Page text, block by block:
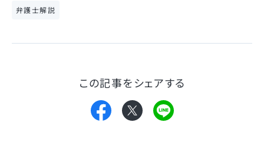
弁護士解説
この記事をシェアする